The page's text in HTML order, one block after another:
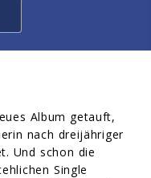
Album getauft,
nach dreijähriger
Und schon die
Single